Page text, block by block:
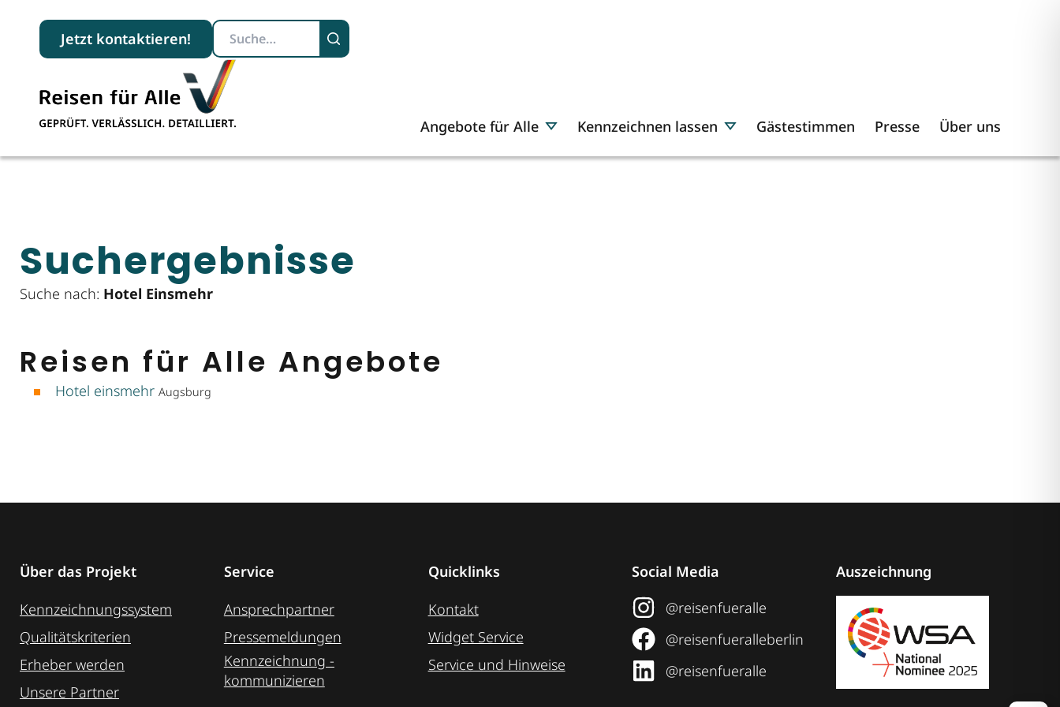
Angebote für Alle Kennzeichnen lassen Gästestimmen Presse Über uns
Jetzt kontaktieren!
Suchbegriff
Suchergebnisse
Suche nach: Hotel Einsmehr
Reisen für Alle Angebote
Hotel einsmehr Augsburg
Über das Projekt
Kennzeichnungssystem
Qualitätskriterien
Erheber werden
Unsere Partner
Service
Ansprechpartner
Pressemeldungen
Kennzeichnung ­
kommunizieren
Quicklinks
Kontakt
Widget Service
Service und Hinweise
Social Media
@reisenfueralle
@reisenfueralleberlin
@reisenfueralle
Auszeichnung